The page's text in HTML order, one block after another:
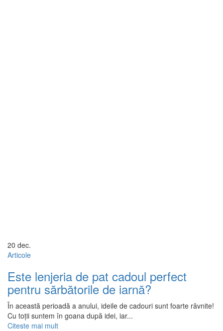
20 dec.
Articole
Este lenjeria de pat cadoul perfect
pentru sărbătorile de iarnă?
În această perioadă a anului, ideile de cadouri sunt foarte râvnite!
Cu toții suntem în goana după idei, iar...
Citeste mai mult